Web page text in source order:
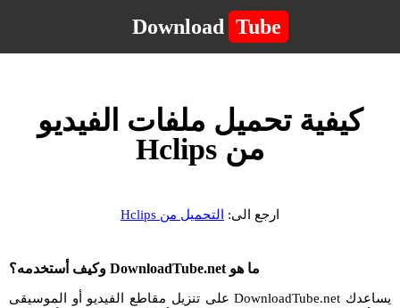
Download Tube
كيفية تحميل ملفات الفيديو
من Hclips
ارجع الى: التحميل من Hclips
ما هو DownloadTube.net وكيف أستخدمه؟
يساعدك DownloadTube.net على تنزيل مقاطع الفيديو أو الموسيقى